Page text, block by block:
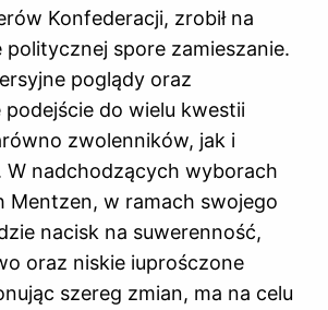
Konfederacji, zrobił na
politycznej spore zamieszanie.
poglądy oraz
do wielu kwestii
zwolenników, jak i
W nadchodzących wyborach
Mentzen, w ramach swojego
nacisk na suwerenność,
oraz niskie iuprośczone
szereg zmian, ma na celu